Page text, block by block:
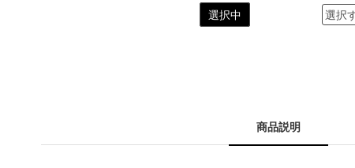
選択中
選択
商品説明